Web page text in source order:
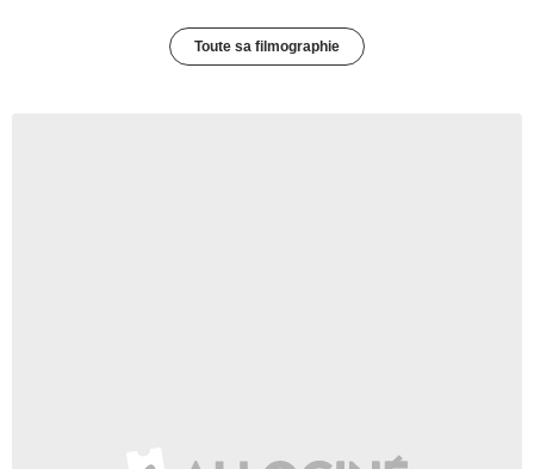
Toute sa filmographie